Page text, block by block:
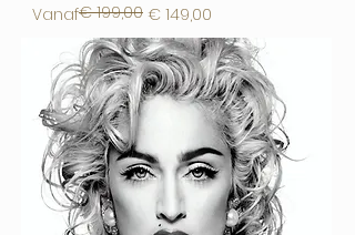
Vanaf
Normale prijs
€ 199,00 € 149,00
Verkoopprijs